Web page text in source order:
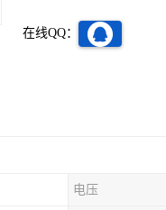
在线QQ：
电压